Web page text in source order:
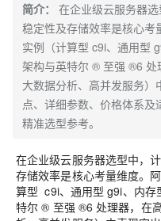
简介：
在企业级云服务器
稳定性及存储效率是核心
实例（计算型 c9i、通用型
架构与英特尔 ® 至强 ®6 处
大数据分析、高并发服务
点、详细参数、价格体系
精准选型参考。
在企业级云服务器选型中，
存储效率是核心考量维度。
算型 c9i、通用型 g9i、内存
特尔 ® 至强 ®6 处理器，在